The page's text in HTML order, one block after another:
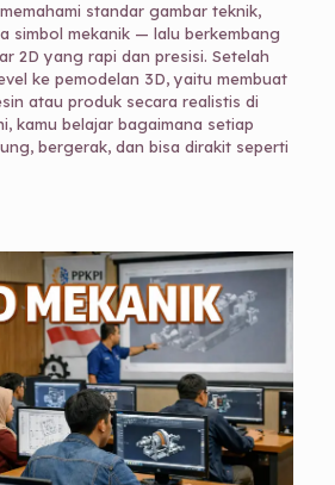
standar gambar teknik,
simbol mekanik — lalu berkembang
2D yang rapi dan presisi. Setelah
ke pemodelan 3D, yaitu membuat
atau produk secara realistis di
kamu belajar bagaimana setiap
bergerak, dan bisa dirakit seperti